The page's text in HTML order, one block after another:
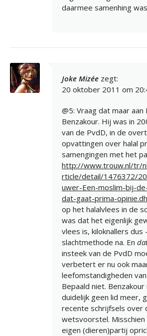
daarmee samenhing
Joke Mizée zegt:
20 oktober 2011 om
@5: Vraag dat maar aan
Benzakour. Hij was in
van de PvdD, in de
opvattingen over halal
samengingen met het
http://www.trouw.nl/tr/
rticle/detail/1476372/
uwer-Een-moslim-bij-
dat-gaat-prima-
op het halalvlees in de
was dat het eigenlijk
vlees is, kiloknallers dus
slachtmethode na. En
insteek van de PvdD
verbetert er nu ook
leefomstandigheden
Bepaald niet. Benzakour
duidelijk geen lid meer,
recente schrijfsels over
wetsvoorstel. Misschien
eigen (dieren)partij